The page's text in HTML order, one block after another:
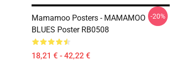
Mamamoo Posters - MAMAMOO
BLUES Poster RB0508
18,21 € - 42,22 €
-20%